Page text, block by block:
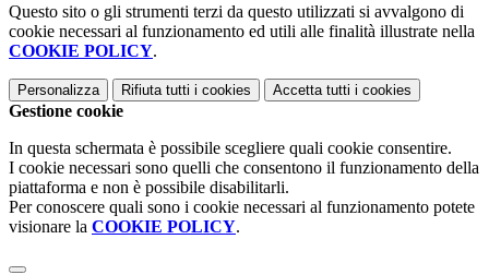
Questo sito o gli strumenti terzi da questo utilizzati si avvalgono di
cookie necessari al funzionamento ed utili alle finalità illustrate nella
COOKIE POLICY.
Personalizza Rifiuta tutti i cookies Accetta tutti i cookies
Gestione cookie
In questa schermata è possibile scegliere quali cookie consentire.
I cookie necessari sono quelli che consentono il funzionamento della
piattaforma e non è possibile disabilitarli.
Per conoscere quali sono i cookie necessari al funzionamento potete
visionare la COOKIE POLICY.